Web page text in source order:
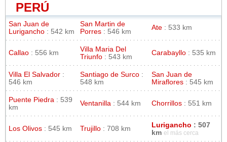
PERÚ
San Juan de
Lurigancho : 542 km
San Martin de
Porres : 546 km
Ate : 533 km
Callao : 556 km
Villa Maria Del
Triunfo : 543 km
Carabayllo : 535 km
Villa El Salvador :
546 km
Santiago de Surco :
548 km
San Juan de
Miraflores : 545 km
Puente Piedra : 539
km
Ventanilla : 544 km Chorrillos : 551 km
Los Olivos : 545 km Trujillo : 708 km Lurigancho : 507
km el más cerca